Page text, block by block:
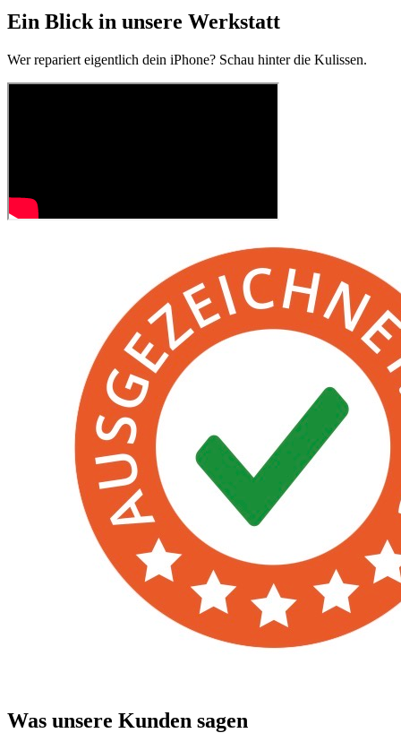
Ein Blick in unsere Werkstatt
Wer repariert eigentlich dein iPhone? Schau hinter die Kulissen.
Was unsere Kunden sagen